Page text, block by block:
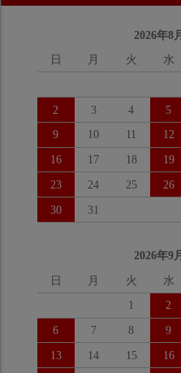
2026年8月
日 月 火 水
2 3 4 5
9 10 11 12
16 17 18 19
23 24 25 26
30 31
2026年9月
日 月 火 水
1 2
6 7 8 9
13 14 15 16